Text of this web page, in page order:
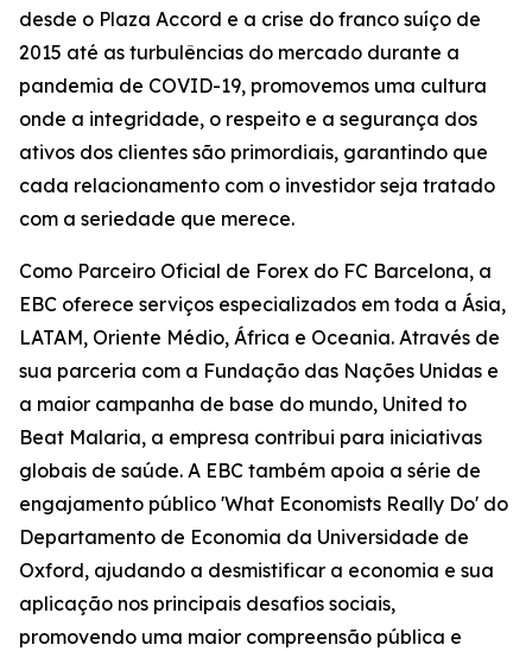
desde o Plaza Accord e a crise do franco suíço de
2015 até as turbulências do mercado durante a
pandemia de COVID-19, promovemos uma cultura
onde a integridade, o respeito e a segurança dos
ativos dos clientes são primordiais, garantindo que
cada relacionamento com o investidor seja tratado
com a seriedade que merece.
Como Parceiro Oficial de Forex do FC Barcelona, a
EBC oferece serviços especializados em toda a Ásia,
LATAM, Oriente Médio, África e Oceania. Através de
sua parceria com a Fundação das Nações Unidas e
a maior campanha de base do mundo, United to
Beat Malaria, a empresa contribui para iniciativas
globais de saúde. A EBC também apoia a série de
engajamento público 'What Economists Really Do' do
Departamento de Economia da Universidade de
Oxford, ajudando a desmistificar a economia e sua
aplicação nos principais desafios sociais,
promovendo uma maior compreensão pública e